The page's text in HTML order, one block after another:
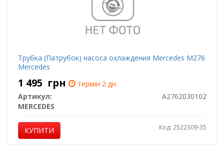
Трубка (Патрубок) насоса охлаждения Mercedes M276
Mercedes
1 495 грн
термін 2 дн.
Артикул:
A2762030102
MERCEDES
КУПИТИ Код: 2522309-35